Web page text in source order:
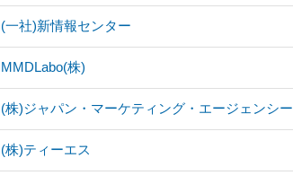
(一社)新情報センター
MMDLabo(株)
(株)ジャパン・マーケティング・エージェンシー
(株)ティーエス